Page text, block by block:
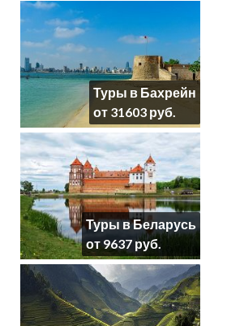
Туры в Бахрейн
от 31603 руб.
Туры в Беларусь
от 9637 руб.